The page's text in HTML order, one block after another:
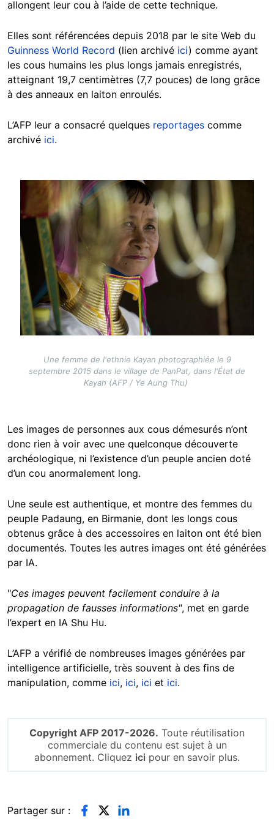
allongent leur cou à l’aide de cette technique.
Elles sont référencées depuis 2018 par le site Web du
Guinness World Record (lien archivé ici) comme ayant
les cous humains les plus longs jamais enregistrés,
atteignant 19,7 centimètres (7,7 pouces) de long grâce
à des anneaux en laiton enroulés.
L’AFP leur a consacré quelques reportages comme
archivé ici.
Une femme de l'ethnie Kayan photographiée le 9
septembre 2015 dans le village de PanPat, dans l'État de
Kayah (AFP / Ye Aung Thu)
Les images de personnes aux cous démesurés n’ont
donc rien à voir avec une quelconque découverte
archéologique, ni l’existence d’un peuple ancien doté
d’un cou anormalement long.
Une seule est authentique, et montre des femmes du
peuple Padaung, en Birmanie, dont les longs cous
obtenus grâce à des accessoires en laiton ont été bien
documentés. Toutes les autres images ont été générées
par IA.
"Ces images peuvent facilement conduire à la
propagation de fausses informations", met en garde
l’expert en IA Shu Hu.
L’AFP a vérifié de nombreuses images générées par
intelligence artificielle, très souvent à des fins de
manipulation, comme ici, ici, ici et ici.
Copyright AFP 2017-2026. Toute réutilisation
commerciale du contenu est sujet à un
abonnement. Cliquez ici pour en savoir plus.
Partager sur :